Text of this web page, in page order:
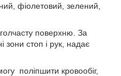
фіолетовий, зелений,
поверхню. За
стоп і рук, надає
поліпшити кровообіг,